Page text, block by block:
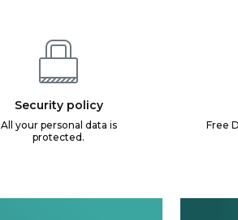
Security policy
All your personal data is
protected.
Free